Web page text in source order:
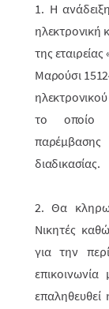
1. Η
ηλεκτρονική
της
Μαρούσι
το οποίο
διαδικασίας.
2. Θα
Νικητές
για την